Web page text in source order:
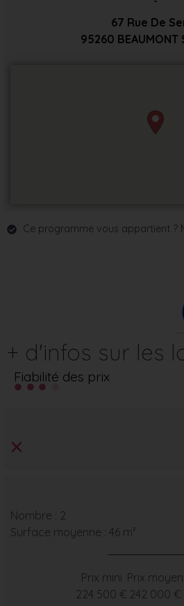
67 Rue De
95260 BEAUMONT
Ce programme vous appartient ?
+ d'infos sur les
Fiabilité des prix
Nombre : 2
Surface moyenne : 46 m²
Prix mini
224 500 €
Prix moyen
242 000 €